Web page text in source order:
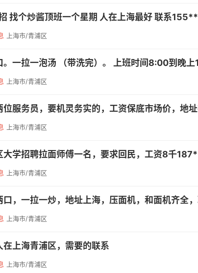
找个炒酱顶班一个星期 人在上海最好 联系
上海市/青浦区
。一拉一泡汤 （带洗完）。 上班时间8:00到晚上
上海市/青浦区
位服务员，要机灵务实的，工资保底市场价，地
上海市/青浦区
大学招聘拉面师傅一名，要求回民，工资8千
上海市/青浦区
口，一拉一炒，地址上海，压面机，和面机齐全
上海市/青浦区
在上海青浦区，需要的联系
上海市/青浦区